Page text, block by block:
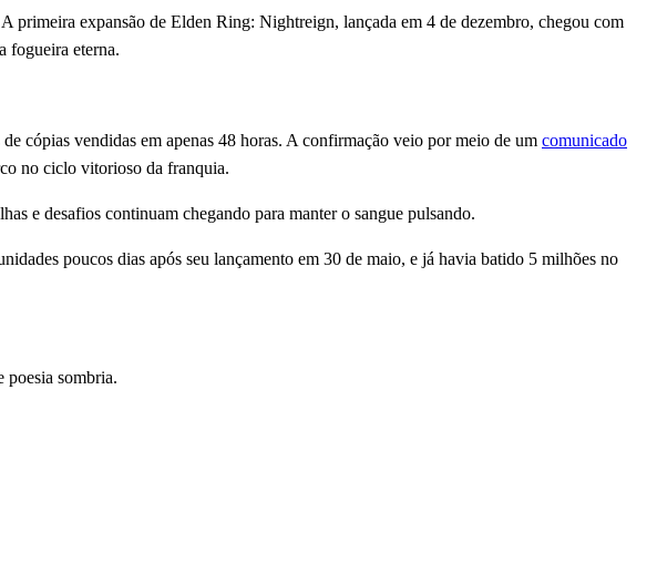
expansão de Elden Ring: Nightreign, lançada em 4 de dezembro, chegou com
fogueira eterna.
cópias vendidas em apenas 48 horas. A confirmação veio por meio de um comunicado
no ciclo vitorioso da franquia.
e desafios continuam chegando para manter o sangue pulsando.
poucos dias após seu lançamento em 30 de maio, e já havia batido 5 milhões no
poesia sombria.